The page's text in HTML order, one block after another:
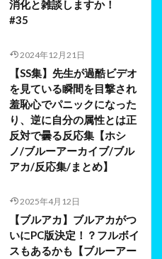
消化と雑談しますか！
#35
2024年12月21日
【SS集】先生が過酷ビデオ
を見ている瞬間を目撃され
羞恥心でパニックになった
り、逆に自分の属性とは正
反対で曇る反応集【ホシ
ノ/ブルーアーカイブ/ブル
アカ/反応集/まとめ】
2025年4月12日
【ブルアカ】ブルアカがつ
いにPC版決定！？フルボイ
スもあるかも【ブルーアー